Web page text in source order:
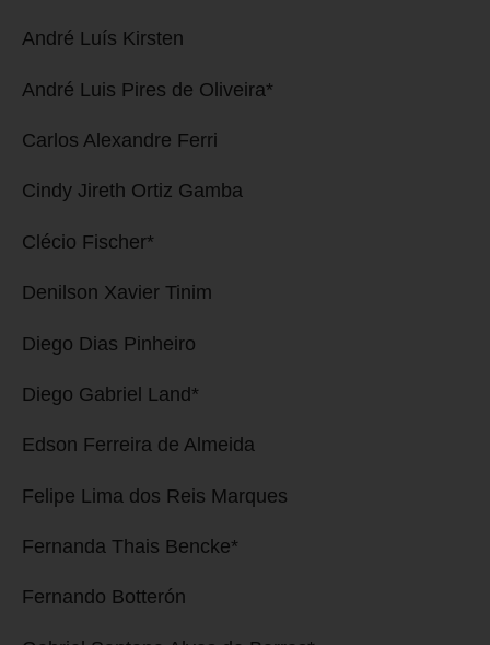
André Luís Kirsten
André Luis Pires de Oliveira*
Carlos Alexandre Ferri
Cindy Jireth Ortiz Gamba
Clécio Fischer*
Denilson Xavier Tinim
Diego Dias Pinheiro
Diego Gabriel Land*
Edson Ferreira de Almeida
Felipe Lima dos Reis Marques
Fernanda Thais Bencke*
Fernando Botterón